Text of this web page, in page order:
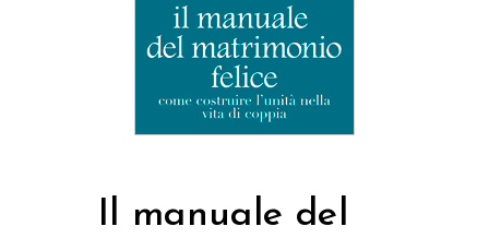
Il manuale del